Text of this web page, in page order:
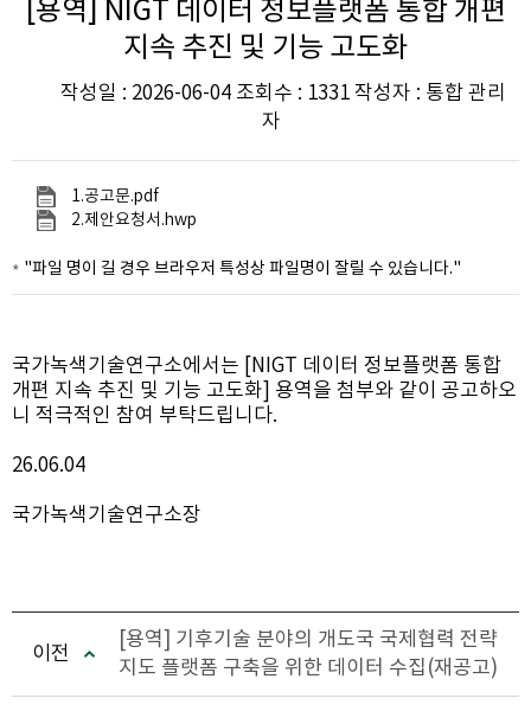
[용역] NIGT 데이터 정보플랫폼 통합 개편
지속 추진 및 기능 고도화
작성일 : 2026-06-04 조회수 : 1331 작성자 : 통합 관리
자
1.공고문.pdf
2.제안요청서.hwp
"파일 명이 길 경우 브라우저 특성상 파일명이 잘릴 수 있습니다."
국가녹색기술연구소에서는 [NIGT 데이터 정보플랫폼 통합
개편 지속 추진 및 기능 고도화] 용역을 첨부와 같이 공고하오
니 적극적인 참여 부탁드립니다.
26.06.04
국가녹색기술연구소장
이전
[용역] 기후기술 분야의 개도국 국제협력 전략
지도 플랫폼 구축을 위한 데이터 수집(재공고)